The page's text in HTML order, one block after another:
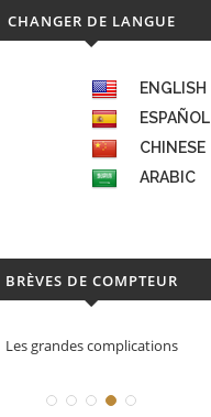
CHANGER DE LANGUE
ENGLISH
ESPAÑOL
CHINESE
ARABIC
BRÈVES DE COMPTEUR